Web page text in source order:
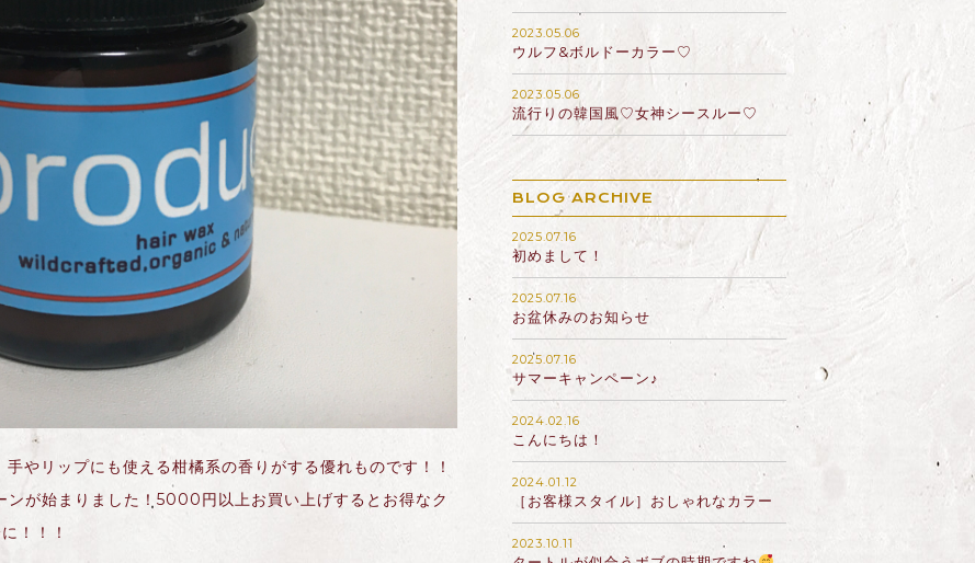
やリップにも使える柑橘系の香りがする優れものです！！
ンが始まりました！5000円以上お買い上げするとお得なク
！！！
2023.05.06
ウルフ&ボルドーカラー♡
2023.05.06
流行りの韓国風♡女神シースルー♡
BLOG ARCHIVE
2025.07.16
初めまして！
2025.07.16
お盆休みのお知らせ
2025.07.16
サマーキャンペーン♪
2024.02.16
こんにちは！
2024.01.12
［お客様スタイル］おしゃれなカラー
2023.10.11